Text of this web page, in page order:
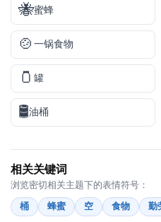
🐝蜜蜂
🍲 一锅食物
🫙 罐
🛢️油桶
相关关键词
浏览密切相关主题下的表情符号：
桶
蜂蜜 空 食物 勤